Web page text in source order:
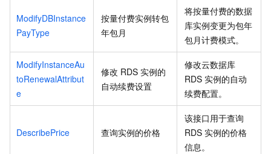
ModifyDBInstance
PayType
按量付费实例转包
年包月
将按量付费的数据
库实例变更为包年
包月计费模式。
ModifyInstanceAu
toRenewalAttribut
e
修改 RDS 实例的
自动续费设置
修改云数据库
RDS 实例的自动
续费配置。
DescribePrice 查询实例的价格
该接口用于查询
RDS 实例的价格
信息。